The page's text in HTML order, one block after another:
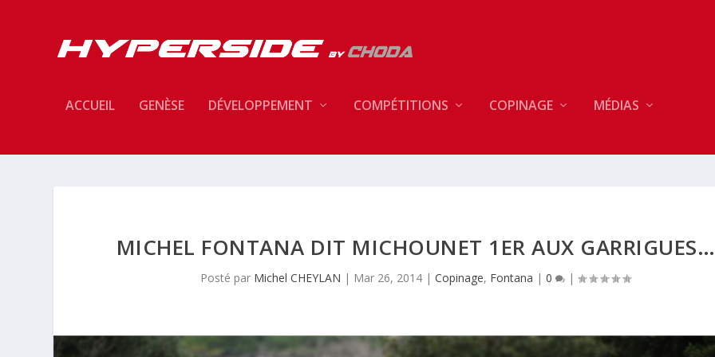
ACCUEIL GENÈSE DÉVELOPPEMENT COMPÉTITIONS COPINAGE MÉDIAS
MICHEL FONTANA DIT MICHOUNET 1ER AUX GARRIGUES…
Posté par Michel CHEYLAN | Mar 26, 2014 |Copinage, Fontana |0 |